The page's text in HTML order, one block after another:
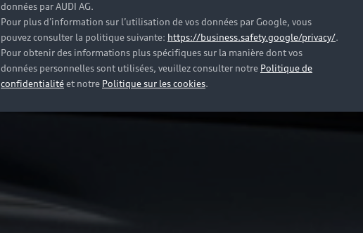
données par AUDI AG.
Pour plus d’information sur l’utilisation de vos données par Google, vous
pouvez consulter la politique suivante: https://business.safety.google/privacy/.
Pour obtenir des informations plus spécifiques sur la manière dont vos
données personnelles sont utilisées, veuillez consulter notre Politique de
confidentialitéet notre Politique sur les cookies.